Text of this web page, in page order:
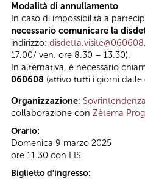
Modalità di annullamento
In caso di impossibilità a
necessario comunicare la
indirizzo:
17.00/ ven. ore 8.30 – 13.30).
In alternativa, è necessario
060608 (attivo tutti i giorni dalle
Organizzazione:
collaborazione con Zètema
Orario:
Domenica 9 marzo 2025
ore 11.30 con LIS
Biglietto d'ingresso: